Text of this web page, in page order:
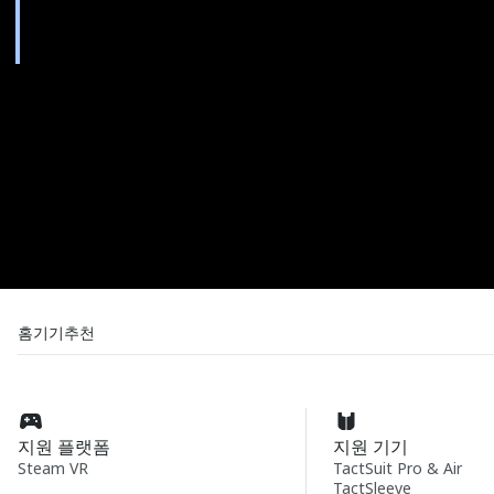
홈기기추천
지원 플랫폼
Steam VR
지원 기기
TactSuit Pro & Air
TactSleeve